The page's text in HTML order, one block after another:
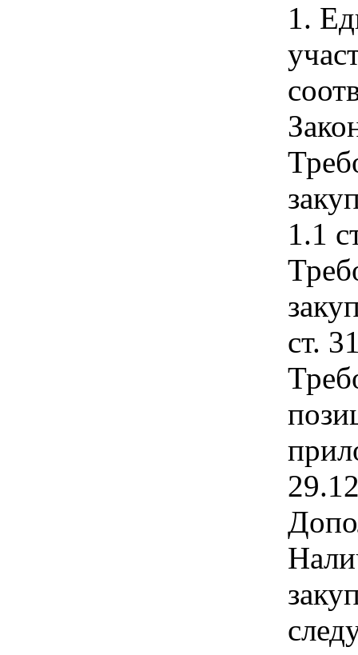
1.
1.1
ст.